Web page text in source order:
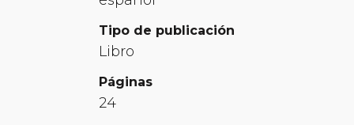
Tipo de publicación
Libro
Páginas
24